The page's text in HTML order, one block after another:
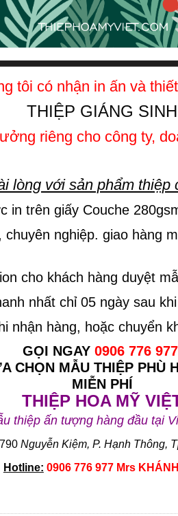
tôi có nhận in ấn và
THIỆP GIÁNG SINH
riêng cho công ty,
lòng với sản phẩm thiệp
in trên giấy Couche
nghiệp. giao hàng
cho khách hàng duyệt
nhất chỉ 05 ngày sau
nhận hàng, hoặc chuyển
GỌI NGAY 0906 776 977
CHỌN MẪU THIỆP PHÙ
MIỄN PHÍ
THIỆP HOA MỸ
thiệp ấn tượng hàng đầu tại
790Nguyễn Kiệm, P. Hạnh Thông,
Hotline: 0906 776 977 Mrs KHÁNH